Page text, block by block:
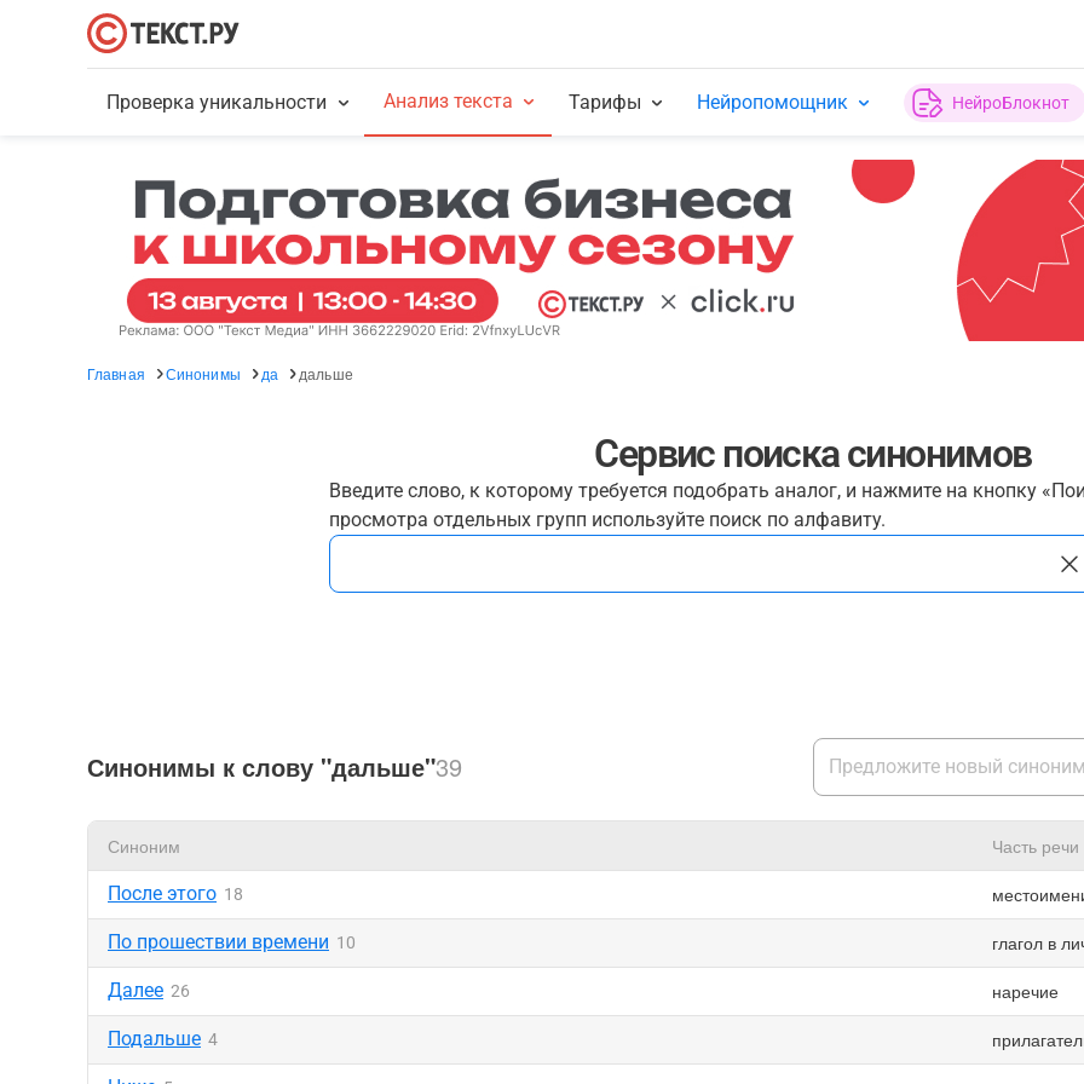
Проверка уникальности Анализ текста Тарифы Нейропомощник НейроБлокнот
Главная Синонимы да дальше
Сервис поиска синонимов
Введите слово, к которому требуется подобрать аналог, и нажмите на кнопку
просмотра отдельных групп используйте поиск по алфавиту.
Синонимы к слову "дальше"39
Синоним Часть речи
После этого 18
По прошествии времени 10 глагол в
Далее 26 наречие
Подальше 4